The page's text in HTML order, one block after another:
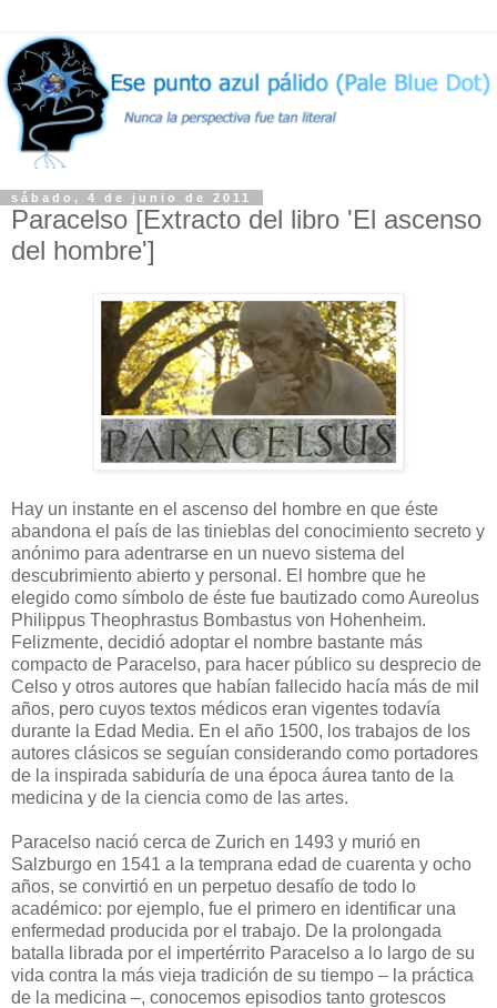
sábado, 4 de junio de 2011
Paracelso [Extracto del libro 'El ascenso
del hombre']
Hay un instante en el ascenso del hombre en que éste
abandona el país de las tinieblas del conocimiento secreto y
anónimo para adentrarse en un nuevo sistema del
descubrimiento abierto y personal. El hombre que he
elegido como símbolo de éste fue bautizado como Aureolus
Philippus Theophrastus Bombastus von Hohenheim.
Felizmente, decidió adoptar el nombre bastante más
compacto de Paracelso, para hacer público su desprecio de
Celso y otros autores que habían fallecido hacía más de mil
años, pero cuyos textos médicos eran vigentes todavía
durante la Edad Media. En el año 1500, los trabajos de los
autores clásicos se seguían considerando como portadores
de la inspirada sabiduría de una época áurea tanto de la
medicina y de la ciencia como de las artes.
Paracelso nació cerca de Zurich en 1493 y murió en
Salzburgo en 1541 a la temprana edad de cuarenta y ocho
años, se convirtió en un perpetuo desafío de todo lo
académico: por ejemplo, fue el primero en identificar una
enfermedad producida por el trabajo. De la prolongada
batalla librada por el impertérrito Paracelso a lo largo de su
vida contra la más vieja tradición de su tiempo – la práctica
de la medicina –, conocemos episodios tanto grotescos